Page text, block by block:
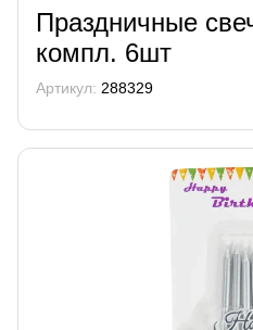
Праздничные
компл. 6шт
Артикул: 288329